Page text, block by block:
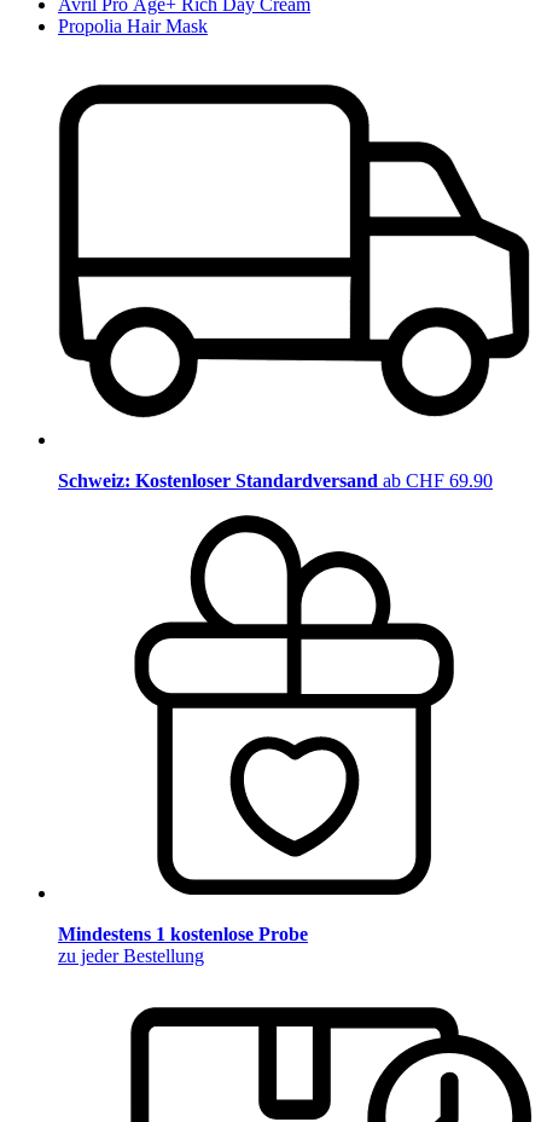
Avril Pro Âge+ Rich Day Cream
Propolia Hair Mask
Schweiz: Kostenloser Standardversand ab CHF 69.90
Mindestens 1 kostenlose Probe
zu jeder Bestellung